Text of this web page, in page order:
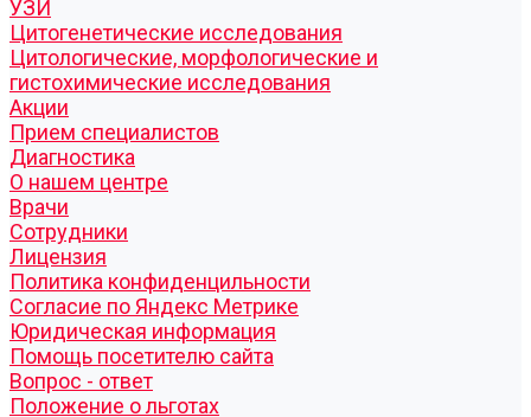
УЗИ
Цитогенетические исследования
Цитологические, морфологические и
гистохимические исследования
Акции
Прием специалистов
Диагностика
О нашем центре
Врачи
Сотрудники
Лицензия
Политика конфиденцильности
Согласие по Яндекс Метрике
Юридическая информация
Помощь посетителю сайта
Вопрос - ответ
Положение о льготах